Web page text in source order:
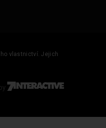
vlastnictví. Jejich